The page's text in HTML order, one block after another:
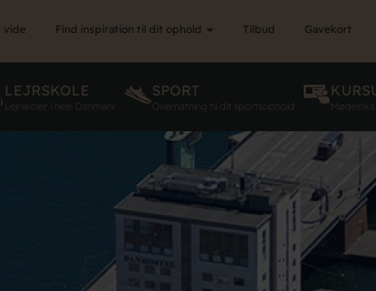
vide Find inspiration til dit ophold Tilbud Gavekort
LEJRSKOLE
Lejrskoler i hele Danmark
SPORT
Overnatning til dit sportsophold